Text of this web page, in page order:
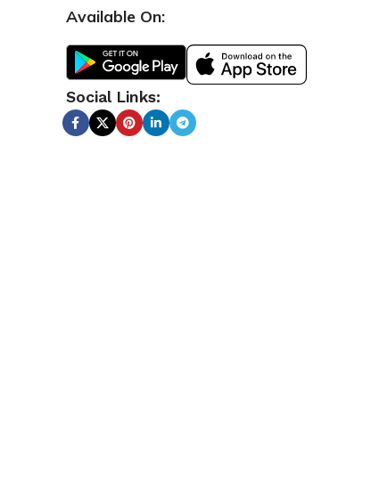
Available On:
Social Links: